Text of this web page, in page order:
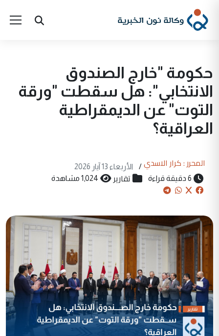
حكومة "خارج الصندوق
الانتخابي": هل سقطت "ورقة
التوت" عن الديمقراطية
العراقية؟
المحرر : كرار الاسدي /
الأربعاء 13 آيار 2026
6 دقيقة قراءة
تقارير 1,024 مشاهدة